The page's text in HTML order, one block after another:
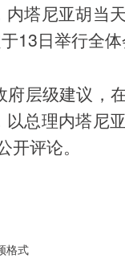
塔尼亚胡当
13日举行全体
层级建议，
总理内塔尼
评论。
格式